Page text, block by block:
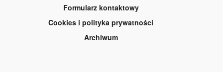
Formularz kontaktowy
Cookies i polityka prywatności
Archiwum